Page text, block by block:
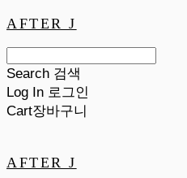
AFTER J
Search 검색
Log In 로그인
Cart장바구니
AFTER J